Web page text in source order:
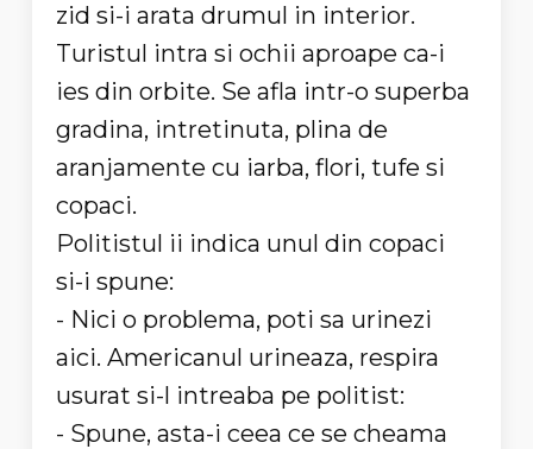
zid si-i arata drumul in interior.
Turistul intra si ochii aproape ca-i
ies din orbite. Se afla intr-o superba
gradina, intretinuta, plina de
aranjamente cu iarba, flori, tufe si
copaci.
Politistul ii indica unul din copaci
si-i spune:
- Nici o problema, poti sa urinezi
aici. Americanul urineaza, respira
usurat si-l intreaba pe politist:
- Spune, asta-i ceea ce se cheama